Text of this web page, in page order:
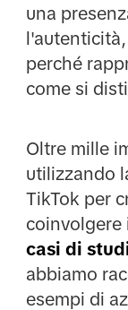
una
perché
come si
Oltre mille
utilizzando
TikTok per
coinvolgere
casi di
abbiamo
esempi di